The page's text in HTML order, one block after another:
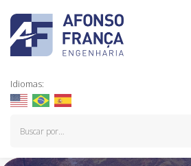
Idiomas: